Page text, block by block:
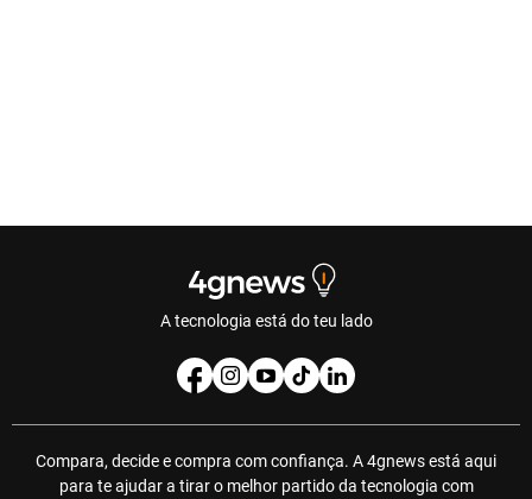
A tecnologia está do teu lado
Compara, decide e compra com confiança. A 4gnews está aqui
para te ajudar a tirar o melhor partido da tecnologia com